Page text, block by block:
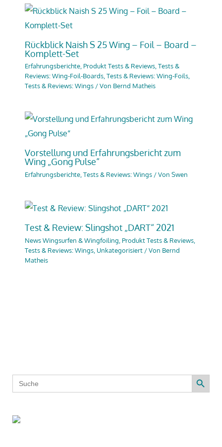
Rückblick Naish S 25 Wing – Foil – Board –
Komplett-Set
Erfahrungsberichte, Produkt Tests & Reviews,Tests &
Reviews: Wing-Foil-Boards,Tests & Reviews: Wing-Foils,
Tests & Reviews: Wings/ Von Bernd Matheis
Vorstellung und Erfahrungsbericht zum
Wing „Gong Pulse“
Erfahrungsberichte, Tests & Reviews: Wings/ Von Swen
Test & Review: Slingshot „DART“ 2021
News Wingsurfen & Wingfoiling Produkt Tests & Reviews,
Tests & Reviews: Wings, Unkategorisiert/ Von Bernd
Matheis
Search
for:
Search Button